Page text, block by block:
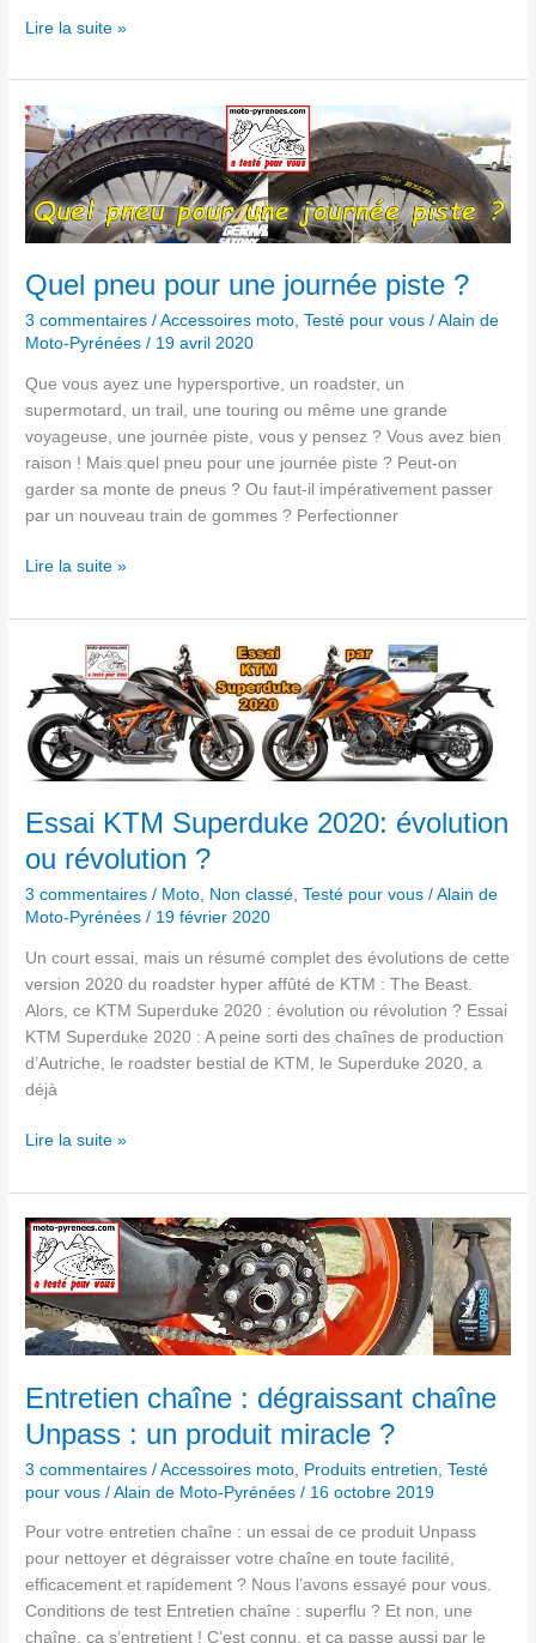
Lire la suite »
Quel pneu pour une journée piste ?
3 commentaires /Accessoires moto,Testé pour vous /Alain de
Moto-Pyrénées/ 19 avril 2020
Que vous ayez une hypersportive, un roadster, un
supermotard, un trail, une touring ou même une grande
voyageuse, une journée piste, vous y pensez ? Vous avez bien
raison ! Mais quel pneu pour une journée piste ? Peut-on
garder sa monte de pneus ? Ou faut-il impérativement passer
par un nouveau train de gommes ? Perfectionner
Quel
pneu
pour
une
journée
piste
?
Lire la suite »
Essai KTM Superduke 2020: évolution
ou révolution ?
3 commentaires / Moto, Non classé,Testé pour vous /Alain de
Moto-Pyrénées/ 19 février 2020
Un court essai, mais un résumé complet des évolutions de cette
version 2020 du roadster hyper affûté de KTM : The Beast.
Alors, ce KTM Superduke 2020 : évolution ou révolution ? Essai
KTM Superduke 2020 : A peine sorti des chaînes de production
d’Autriche, le roadster bestial de KTM, le Superduke 2020, a
déjà
KTM Superduke
2020:
évolution
ou
révolution
?
Lire la suite »
Entretien chaîne : dégraissant chaîne
Unpass : un produit miracle ?
3 commentaires /Accessoires moto Produits entretien ,Testé
pour vous /Alain de Moto-Pyrénées/ 16 octobre 2019
Pour votre entretien chaîne : un essai de ce produit Unpass
pour nettoyer et dégraisser votre chaîne en toute facilité,
efficacement et rapidement ? Nous l’avons essayé pour vous.
Conditions de test Entretien chaîne : superflu ? Et non, une
chaîne, ça s’entretient ! C’est connu, et ça passe aussi par le
Entretien
chaîne
dégraissant
chaîne
Unpass :
un
produit
miracle
?